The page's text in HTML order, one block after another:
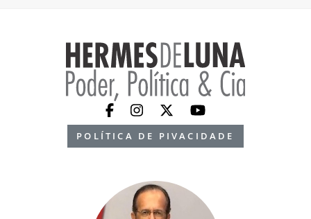
POLÍTICA DE PIVACIDADE